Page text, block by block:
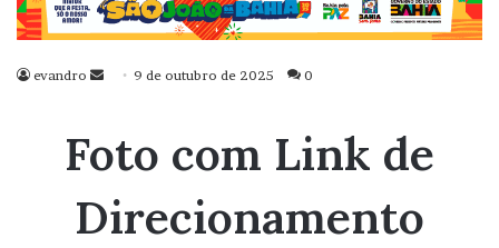
evandro
Mande
mail
9 de outubro de 2025 0
Foto com Link de
Direcionamento